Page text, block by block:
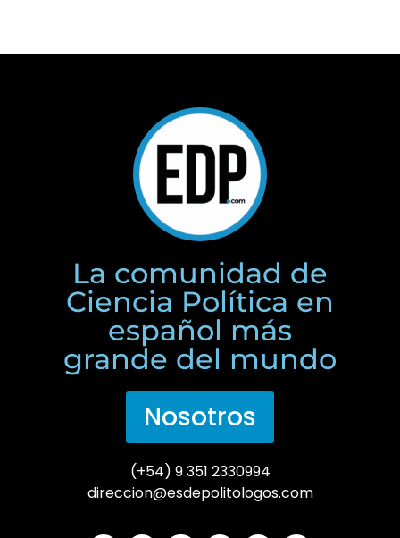
La comunidad de
Ciencia Política en
español más
grande del mundo
Nosotros
(+54) 9 351 2330994
direccion@esdepolitologos.com